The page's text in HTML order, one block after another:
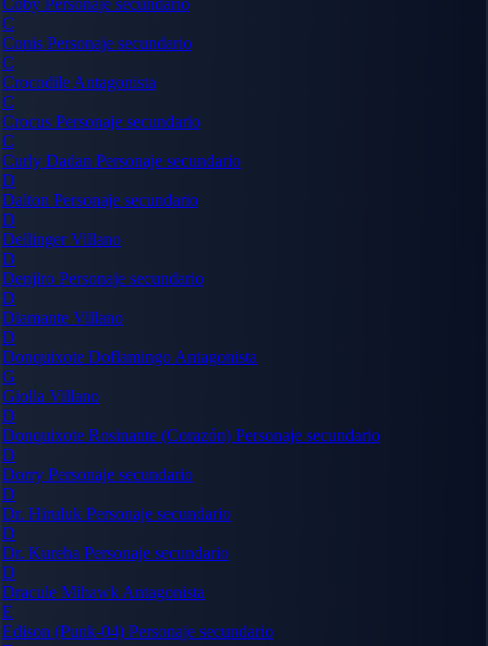
C
Conis Personaje secundario
C
Crocodile Antagonista
C
Crocus Personaje secundario
C
Curly Dadan Personaje secundario
D
Dalton Personaje secundario
D
DellingerVillano
D
Denjiro Personaje secundario
D
Diamante Villano
D
Donquixote Doflamingo Antagonista
G
Giolla Villano
D
Donquixote Rosinante (Corazón) Personaje secundario
D
Dorry Personaje secundario
D
Dr. Hiruluk Personaje secundario
D
Dr. Kureha Personaje secundario
D
Dracule Mihawk Antagonista
E
Edison (Punk-04) Personaje secundario